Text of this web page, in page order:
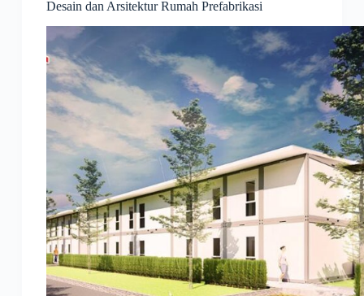
Desain dan Arsitektur Rumah Prefabrikasi